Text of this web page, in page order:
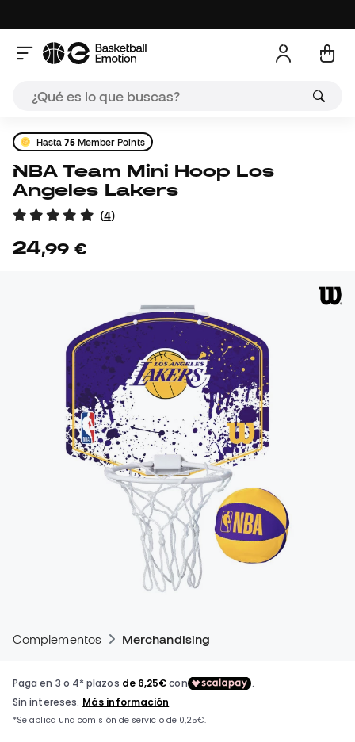
Hasta75Member Points
NBA Team Mini Hoop Los
Angeles Lakers
(4)
24,99 €
Complementos Merchandising